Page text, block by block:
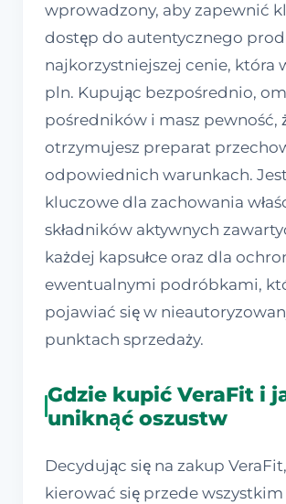
wprowadzony, aby zapewnić
dostęp do autentycznego
najkorzystniejszej cenie, która
pln. Kupując bezpośrednio,
pośredników i masz pewność,
otrzymujesz preparat
odpowiednich warunkach.
kluczowe dla zachowania
składników aktywnych
każdej kapsułce oraz dla
ewentualnymi podróbkami,
pojawiać się w
punktach sprzedaży.
Gdzie kupić VeraFit i
uniknąć oszustw
Decydując się na zakup
kierować się przede wszystkim